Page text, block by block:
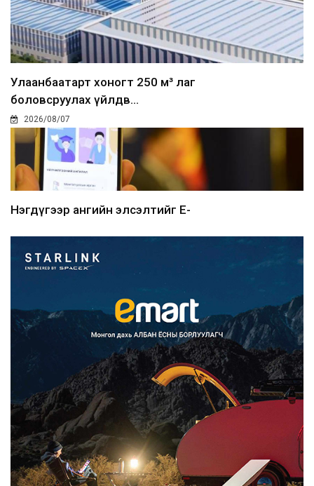
Улаанбаатарт хоногт 250 м³ лаг
боловсруулах үйлдв...
2026/08/07
Нэгдүгээр ангийн элсэлтийг E-
Францад иргэд рүү зөвшөөрөлгүй
сурталчилгааны дууд...
2026/08/07
Нийтийн тээврийн Ч:19А чиглэлийн
замналд түр хугац...